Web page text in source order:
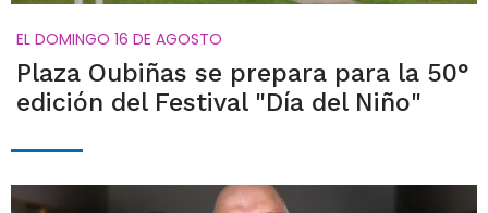
EL DOMINGO 16 DE AGOSTO
Plaza Oubiñas se prepara para la 50°
edición del Festival "Día del Niño"